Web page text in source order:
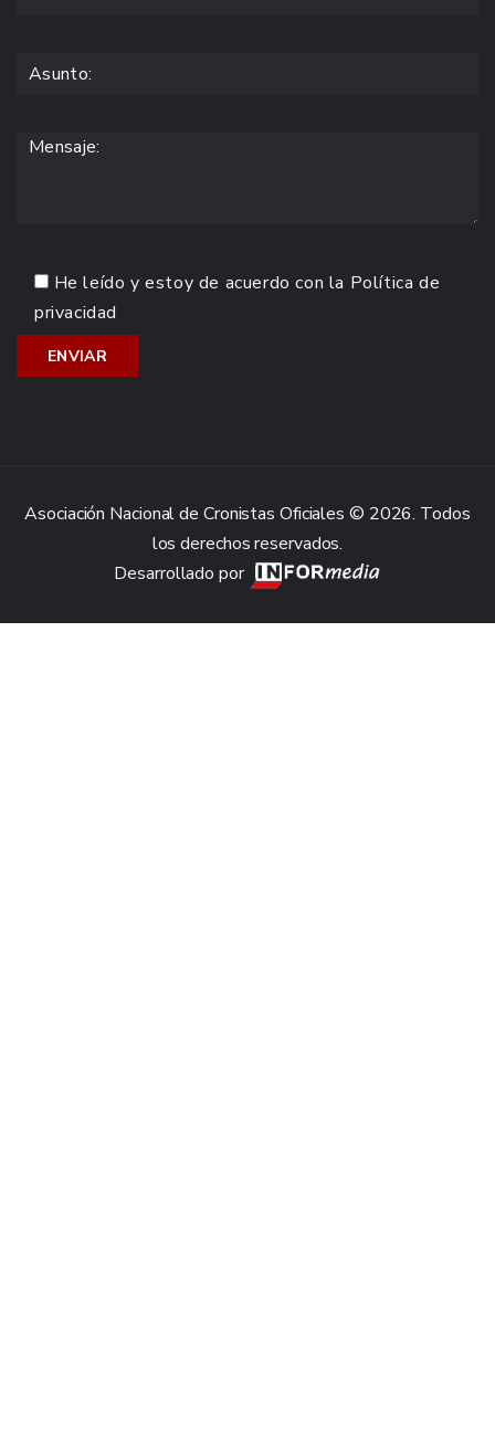
He leído y estoy de acuerdo con la Política de
privacidad
Asociación Nacional de Cronistas Oficiales © 2026. Todos
los derechos reservados.
Desarrollado por